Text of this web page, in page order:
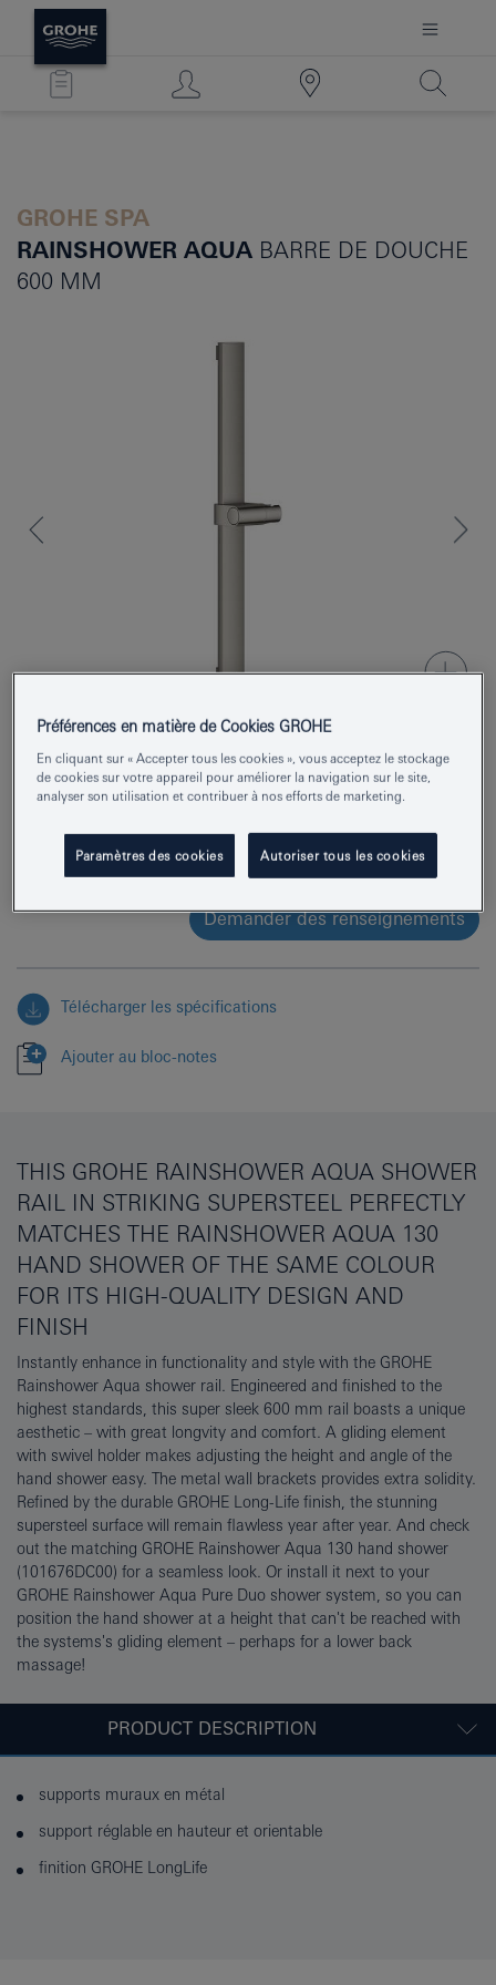
GROHE SPA
RAINSHOWER AQUA BARRE DE DOUCHE
600 MM
Numéro de produit 101673DC00
Couleur supersteel
Demander des renseignements
Télécharger les spécifications
Ajouter au bloc-notes
THIS GROHE RAINSHOWER AQUA SHOWER
RAIL IN STRIKING SUPERSTEEL PERFECTLY
MATCHES THE RAINSHOWER AQUA 130
HAND SHOWER OF THE SAME COLOUR
FOR ITS HIGH-QUALITY DESIGN AND
FINISH
Instantly enhance in functionality and style with the GROHE
Rainshower Aqua shower rail. Engineered and finished to the
highest standards, this super sleek 600 mm rail boasts a unique
aesthetic – with great longvity and comfort. A gliding element
with swivel holder makes adjusting the height and angle of the
hand shower easy. The metal wall brackets provides extra solidity.
Refined by the durable GROHE Long-Life finish, the stunning
supersteel surface will remain flawless year after year. And check
out the matching GROHE Rainshower Aqua 130 hand shower
(101676DC00) for a seamless look. Or install it next to your
GROHE Rainshower Aqua Pure Duo shower system, so you can
position the hand shower at a height that can't be reached with
the systems's gliding element – perhaps for a lower back
massage!
PRODUCT DESCRIPTION
supports muraux en métal
support réglable en hauteur et orientable
finition GROHE LongLife
Préférences en matière de Cookies GROHE
En cliquant sur « Accepter tous les cookies », vous acceptez le stockage
de cookies sur votre appareil pour améliorer la navigation sur le site,
analyser son utilisation et contribuer à nos efforts de marketing.
Paramètres des cookies Autoriser tous les cookies